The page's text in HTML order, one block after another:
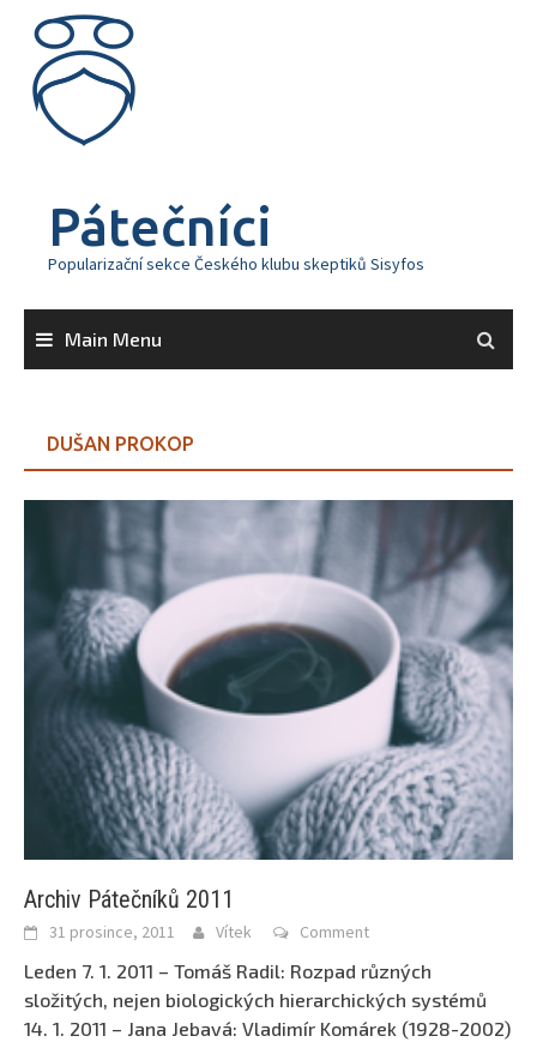
content
Pátečníci
Popularizační sekce Českého klubu skeptiků Sisyfos
Main Menu
DUŠAN PROKOP
Archiv Pátečníků 2011
31 prosince, 2011 Vítek Comment
Leden 7. 1. 2011 – Tomáš Radil: Rozpad různých
složitých, nejen biologických hierarchických systémů
14. 1. 2011 – Jana Jebavá: Vladimír Komárek (1928-2002)